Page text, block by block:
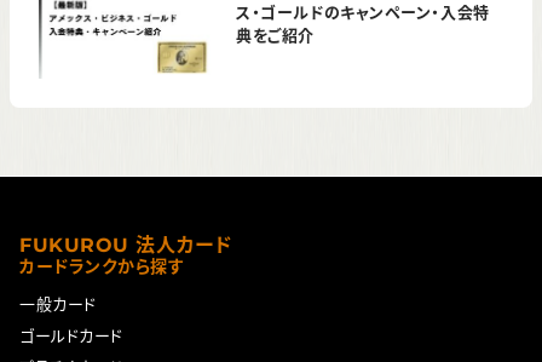
ス・ゴールドのキャンペーン・入会特
典をご紹介
FUKUROU 法人カード
カードランクから探す
一般カード
ゴールドカード